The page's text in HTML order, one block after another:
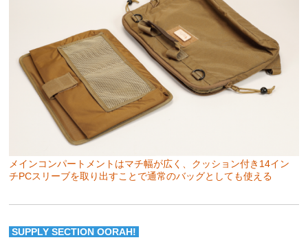
メインコンパートメントはマチ幅が広く、クッション付き14イン
チPCスリーブを取り出すことで通常のバッグとしても使える
SUPPLY SECTION OORAH!